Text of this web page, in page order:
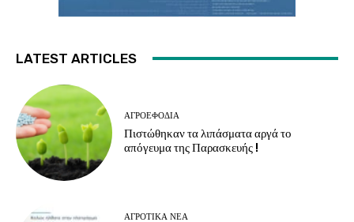
LATEST ARTICLES
ΑΓΡΟΕΦΌΔΙΑ
Πιστώθηκαν τα λιπάσματα αργά το
απόγευμα της Παρασκευής !
ΑΓΡΟΤΙΚΆ ΝΈΑ